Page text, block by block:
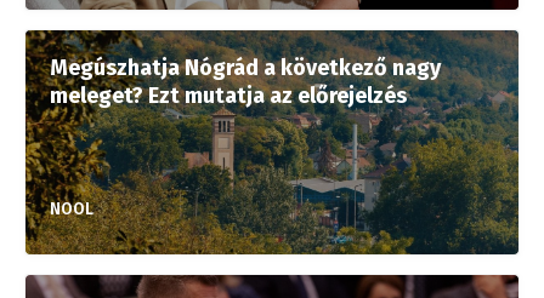
Megúszhatja Nógrád a következő nagy
meleget? Ezt mutatja az előrejelzés
NOOL